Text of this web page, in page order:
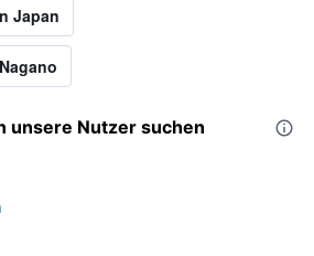
Japan
unsere Nutzer suchen